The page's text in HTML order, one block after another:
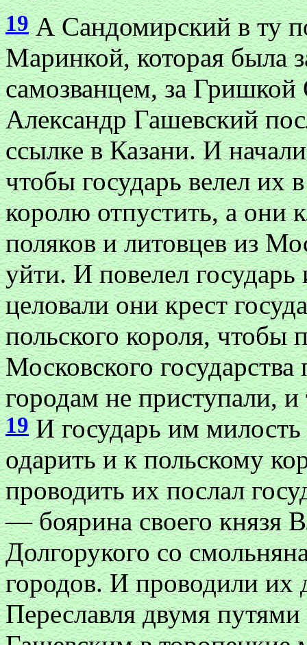
19А Сандомирский в ту
Маринкой, которая была
самозванцем, за
Александр Гашевский
ссылке в Казани. И
чтобы государь велел их
королю отпустить, а они
поляков и литовцев из
уйти. И повелел
целовали они крест
польского короля, чтобы
Московского
городам не приступали,
19И государь им милость
одарить и к польскому
проводить их послал
— боярина своего князя
Долгорукого со
городов. И проводили их
Переславля двумя